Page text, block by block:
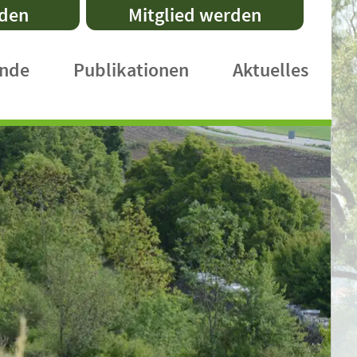
Mitglied werden
Publikationen
DVL-Schriftenreihe
Fachpublikationen
Faltblätter
Praxishefte
International Publications
DVL-Rundbrief
Aktuelles